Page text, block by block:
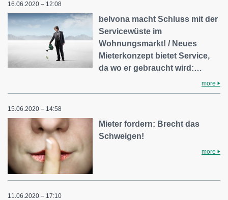
16.06.2020 – 12:08
belvona macht Schluss mit der
Servicewüste im
Wohnungsmarkt! / Neues
Mieterkonzept bietet Service,
da wo er gebraucht wird:…
more
15.06.2020 – 14:58
Mieter fordern: Brecht das
Schweigen!
more
11.06.2020 – 17:10